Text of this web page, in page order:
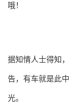
哦！
据知情人士得知
告，有车就是此
光。